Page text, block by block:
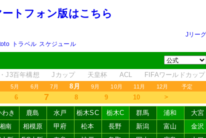
トフォン版はこちら
Jリー
トラベル スケジュール
J3百年構想 Jカップ 天皇杯 ACL FIFAワールドカップ
5月 6月 7月 8月 9月 10月 11月 12月 予定
6 7 8 9 10 ＞
わき 鹿島 水戸 栃木SC 栃木C 群馬 浦和 大宮
南 相模原 甲府 松本 長野 新潟 富山 金沢